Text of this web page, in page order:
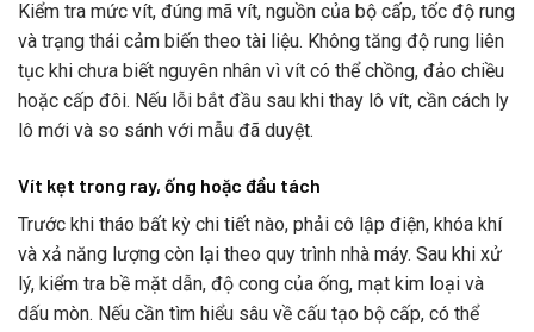
Kiểm tra mức vít, đúng mã vít, nguồn của bộ cấp, tốc độ rung
và trạng thái cảm biến theo tài liệu. Không tăng độ rung liên
tục khi chưa biết nguyên nhân vì vít có thể chồng, đảo chiều
hoặc cấp đôi. Nếu lỗi bắt đầu sau khi thay lô vít, cần cách ly
lô mới và so sánh với mẫu đã duyệt.
Vít kẹt trong ray, ống hoặc đầu tách
Trước khi tháo bất kỳ chi tiết nào, phải cô lập điện, khóa khí
và xả năng lượng còn lại theo quy trình nhà máy. Sau khi xử
lý, kiểm tra bề mặt dẫn, độ cong của ống, mạt kim loại và
dấu mòn. Nếu cần tìm hiểu sâu về cấu tạo bộ cấp, có thể